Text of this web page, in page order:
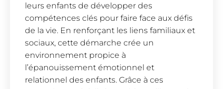
leurs enfants de développer des
compétences clés pour faire face aux défis
de la vie. En renforçant les liens familiaux et
sociaux, cette démarche crée un
environnement propice à
l’épanouissement émotionnel et
relationnel des enfants. Grâce à ces